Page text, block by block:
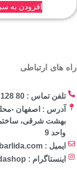
افزودن به
راه های ارتباطی
تلفن تماس : 80 128 910 031
آدرس : اصفهان -
واحد 9
ایمیل : info@barlida.com
اینستاگرام : barlidashop